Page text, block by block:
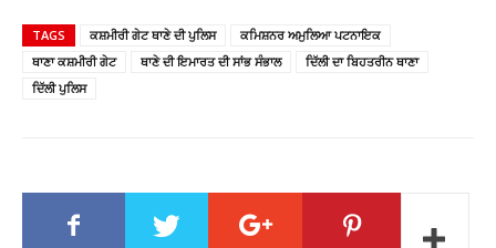
TAGS ਕਸ਼ਮੀਰੀ ਗੇਟ ਥਾਣੇ ਦੀ ਪੁਲਿਸ
ਕਮਿਸ਼ਨਰ ਅਮੁਲਿਆ ਪਟਨਾਇਕ
ਥਾਣਾ ਕਸ਼ਮੀਰੀ ਗੇਟ
ਥਾਣੇ ਦੀ ਇਮਾਰਤ ਦੀ ਸਾਂਭ ਸੰਭਾਲ
ਦਿੱਲੀ ਦਾ ਬਿਹਤਰੀਨ ਥਾਣਾ
ਦਿੱਲੀ ਪੁਲਿਸ